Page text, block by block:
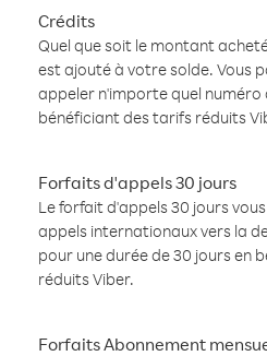
Crédits
Quel que soit le montant
est ajouté à votre solde. Vous
appeler n'importe quel numéro
bénéficiant des tarifs réduits
Forfaits d'appels 30 jours
Le forfait d'appels 30 jours
appels internationaux vers la
pour une durée de 30 jours en
réduits Viber.
Forfaits Abonnement